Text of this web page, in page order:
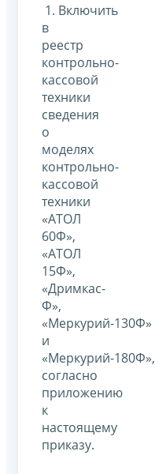
1. Включить
в
реестр
контрольно-
кассовой
техники
сведения
о
моделях
контрольно-
кассовой
техники
«АТОЛ
60Ф»,
«АТОЛ
15Ф»,
«Дримкас-
Ф»,
«Меркурий-130Ф»
и
«Меркурий-180Ф»,
согласно
приложению
к
настоящему
приказу.